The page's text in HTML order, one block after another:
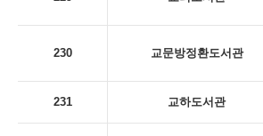
230 교문방정환도서관
231 교하도서관